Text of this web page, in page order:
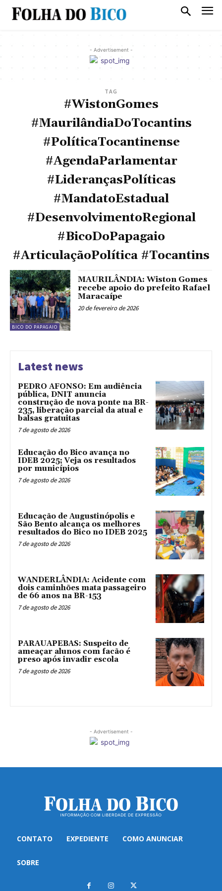
- Advertisement -
TAG
#WistonGomes
#MaurilândiaDoTocantins
#PolíticaTocantinense
#AgendaParlamentar
#LiderançasPolíticas
#MandatoEstadual
#DesenvolvimentoRegional
#BicoDoPapagaio
#ArticulaçãoPolítica #Tocantins
BICO DO PAPAGAIO
MAURILÂNDIA: Wiston Gomes
recebe apoio do prefeito Rafael
Maracaípe
20 de fevereiro de 2026
Latest news
PEDRO AFONSO: Em audiência
pública, DNIT anuncia
construção de nova ponte na BR-
235, liberação parcial da atual e
balsas gratuitas
7 de agosto de 2026
Educação do Bico avança no
IDEB 2025; Veja os resultados
por municípios
7 de agosto de 2026
Educação de Augustinópolis e
São Bento alcança os melhores
resultados do Bico no IDEB 2025
7 de agosto de 2026
WANDERLÂNDIA: Acidente com
dois caminhões mata passageiro
de 66 anos na BR-153
7 de agosto de 2026
PARAUAPEBAS: Suspeito de
ameaçar alunos com facão é
preso após invadir escola
7 de agosto de 2026
- Advertisement -
CONTATO EXPEDIENTE COMO ANUNCIAR
SOBRE